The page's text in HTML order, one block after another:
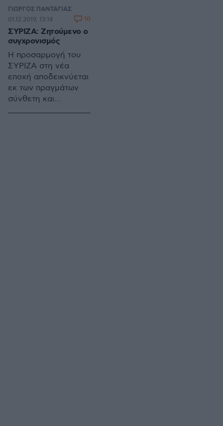
κοινοβουλευτικές
πλειοψηφίες και οι
κομματικοί
συσχετισμοί. Ως εκ
τούτου, οι εξελίξεις
καθορίζονται από τις
κυρίαρχες αντιθέσεις
ΓΙΩΡΓΟΣ ΠΑΝΤΑΓΙΑΣ
ΣΥΡΙΖΑ: Ζητούμενο ο
συγχρονισμός
Η προσαρμογή του
ΣΥΡΙΖΑ στη νέα
εποχή αποδεικνύεται
εκ των πραγμάτων
σύνθετη και
01.12.2019, 13:14 10